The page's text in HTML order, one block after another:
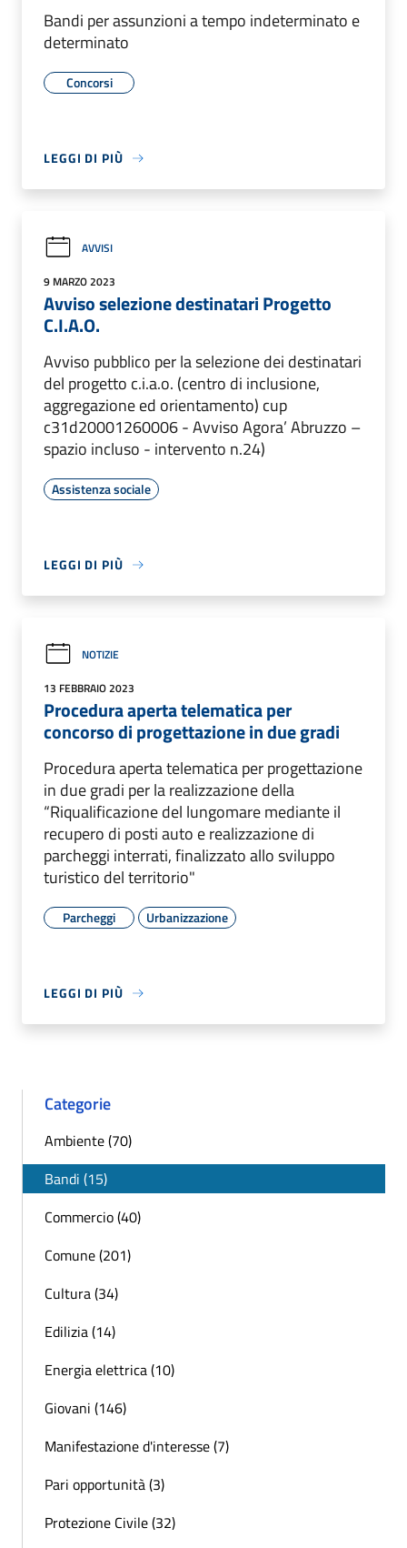
Bandi per assunzioni a tempo indeterminato e
determinato
Concorsi
LEGGI DI PIÙ
AVVISI
9 MARZO 2023
Avviso selezione destinatari Progetto
C.I.A.O.
Avviso pubblico per la selezione dei destinatari
del progetto c.i.a.o. (centro di inclusione,
aggregazione ed orientamento) cup
c31d20001260006 - Avviso Agora’ Abruzzo –
spazio incluso - intervento n.24)
Assistenza sociale
LEGGI DI PIÙ
NOTIZIE
13 FEBBRAIO 2023
Procedura aperta telematica per
concorso di progettazione in due gradi
Procedura aperta telematica per progettazione
in due gradi per la realizzazione della
“Riqualificazione del lungomare mediante il
recupero di posti auto e realizzazione di
parcheggi interrati, finalizzato allo sviluppo
turistico del territorio"
Parcheggi Urbanizzazione
LEGGI DI PIÙ
Categorie
Ambiente (70)
Bandi (15)
Commercio (40)
Comune (201)
Cultura (34)
Edilizia (14)
Energia elettrica (10)
Giovani (146)
Manifestazione d'interesse (7)
Pari opportunità (3)
Protezione Civile (32)